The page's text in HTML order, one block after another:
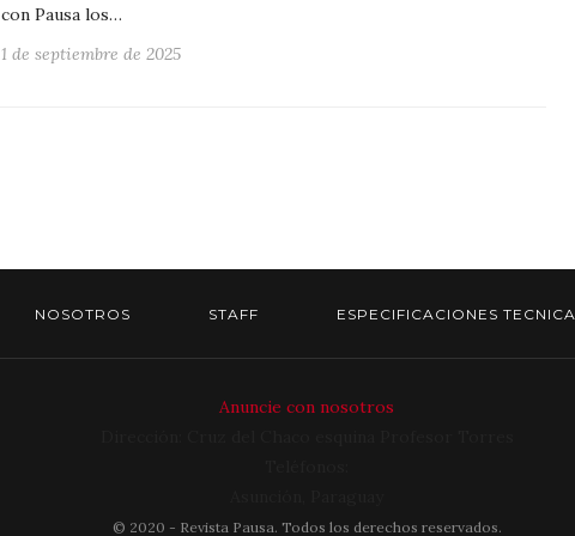
con Pausa los…
1 de septiembre de 2025
NOSOTROS STAFF ESPECIFICACIONES
Anuncie con nosotros
© 2020 - Revista Pausa. Todos los derechos reservados.